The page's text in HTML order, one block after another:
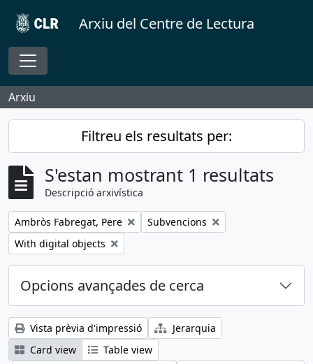
Skip to main content
Arxiu del Centre de Lectura
Toggle navigation
Arxiu
Filtreu els resultats per:
S'estan mostrant 1 resultats
Descripció arxivística
Remove filter:
Ambròs Fabregat, Pere Remove filter:
Subvencions
Remove filter:
With digital objects
Opcions avançades de cerca
Vista prèvia d'impressió
Jerarquia
Card view
Table view